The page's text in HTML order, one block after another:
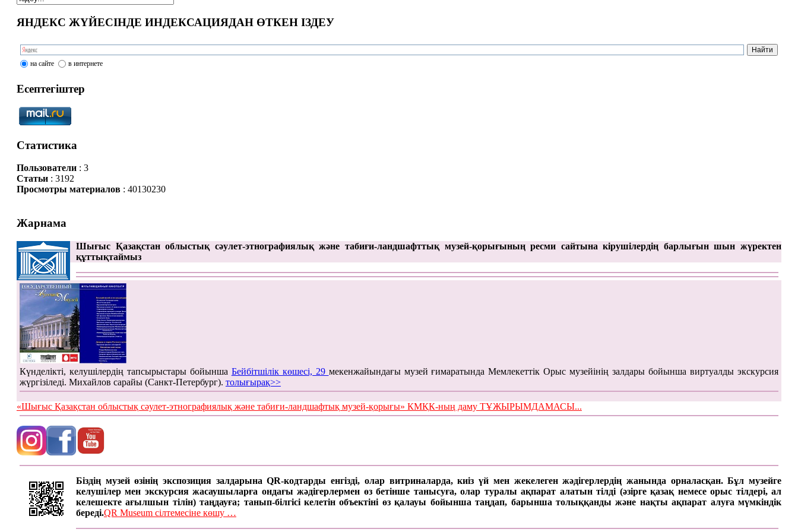
ЯНДЕКС ЖҮЙЕСІНДЕ ИНДЕКСАЦИЯДАН ӨТКЕН ІЗДЕУ
на сайте в интернете
Есептегіштер
Статистика
Пользователи: 3
Статьи: 3192
Просмотры материалов: 40130230
Жарнама
Шығыс Қазақстан облыстық сәулет-этнографиялық және табиғи-ландшафттық музей-қорығының ресми сайтына кірушілердің барлығын шын жүректен
құттықтаймыз
Күнделікті, келушілердің тапсырыстары бойынша Бейбітшілік көшесі, 29 мекенжайындағы музей ғимаратында Мемлекеттік Орыс музейінің залдары бойынша виртуалды экскурсия
жүргізіледі. Михайлов сарайы (Санкт-Петербург). толығырақ>>
«Шығыс Қазақстан облыстық сәулет-этнографиялық және табиғи-ландшафтық музей-қорығы» КМҚК-ның даму ТҰЖЫРЫМДАМАСЫ...
Біздің музей өзінің экспозиция залдарына QR-кодтарды енгізді, олар витриналарда, киіз үй мен жекелеген жәдігерлердің жанында орналасқан. Бұл музейге
келушілер мен экскурсия жасаушыларға ондағы жәдігерлермен өз бетінше танысуға, олар туралы ақпарат алатын тілді (әзірге қазақ немесе орыс тілдері, ал
келешекте ағылшын тілін) таңдауға; танып-білгісі келетін объектіні өз қалауы бойынша таңдап, барынша толыққанды және нақты ақпарат алуға мүмкіндік
береді.QR Museum сілтемесіне көшу …